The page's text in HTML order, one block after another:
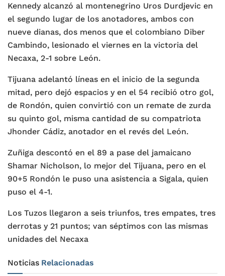
Kennedy alcanzó al montenegrino Uros Durdjevic en
el segundo lugar de los anotadores, ambos con
nueve dianas, dos menos que el colombiano Diber
Cambindo, lesionado el viernes en la victoria del
Necaxa, 2-1 sobre León.
Tijuana adelantó líneas en el inicio de la segunda
mitad, pero dejó espacios y en el 54 recibió otro gol,
de Rondón, quien convirtió con un remate de zurda
su quinto gol, misma cantidad de su compatriota
Jhonder Cádiz, anotador en el revés del León.
Zuñiga descontó en el 89 a pase del jamaicano
Shamar Nicholson, lo mejor del Tijuana, pero en el
90+5 Rondón le puso una asistencia a Sigala, quien
puso el 4-1.
Los Tuzos llegaron a seis triunfos, tres empates, tres
derrotas y 21 puntos; van séptimos con las mismas
unidades del Necaxa
Noticias Relacionadas